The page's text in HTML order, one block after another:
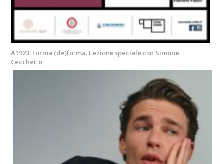
A1923. Forma (de)forma. Lezione speciale con Simone
Cecchetto